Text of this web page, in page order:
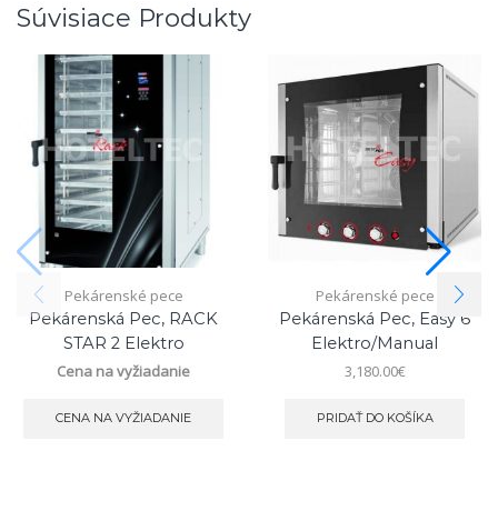
Súvisiace Produkty
Pekárenské pece
Pekárenská Pec, RACK
STAR 2 Elektro
Cena na vyžiadanie
CENA NA VYŽIADANIE
Pekárenské pece
Pekárenská Pec, Easy 6
Elektro/manual
3,180.00€
PRIDAŤ DO KOŠÍKA